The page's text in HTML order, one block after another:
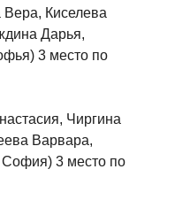
Киселева
Дарья,
3 место по
Чиргина
Варвара,
3 место по